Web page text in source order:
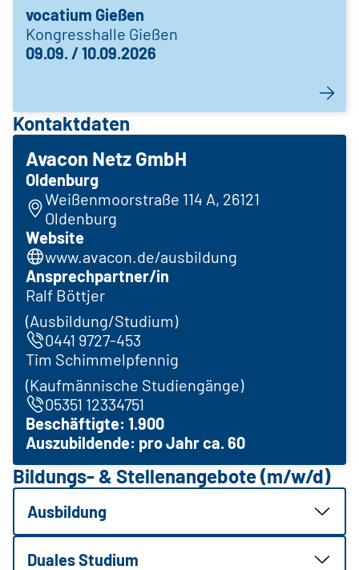
vocatium Gießen
Kongresshalle Gießen
09.09. / 10.09.2026
Kontaktdaten
Avacon Netz GmbH
Oldenburg
Weißenmoorstraße 114 A, 26121
Oldenburg
Website
www.avacon.de/ausbildung
Ansprechpartner/in
Ralf Böttjer
(Ausbildung/Studium)
0441 9727-453
Tim Schimmelpfennig
(Kaufmännische Studiengänge)
05351 12334751
Beschäftigte: 1.900
Auszubildende: pro Jahr ca. 60
Bildungs- & Stellenangebote (m/w/d)
Ausbildung
Duales Studium